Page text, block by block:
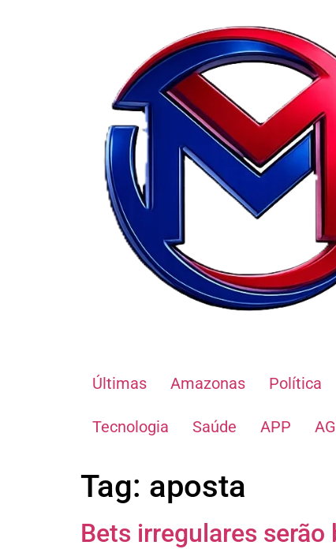
Últimas
Amazonas Política
Tecnologia Saúde APP
Tag: aposta
Bets irregulares